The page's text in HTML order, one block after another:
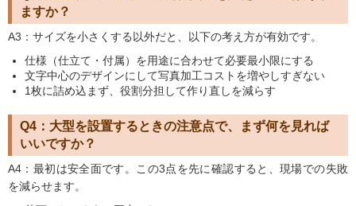
ますか？
A3：サイズを小さくする以外だと、以下の考え方が有効です。
仕様（仕立て・付属）を用途に合わせて必要最小限にする
文字中心のデザインにして写真加工コストを増やしすぎない
1枚に詰め込まず、役割分担して作り直しを減らす
Q4：大型を設置するときの注意点で、まず何を見れば
いいですか？
A4：最初は安全面です。この3点を先に確認すると、現場での失敗
を減らせます。